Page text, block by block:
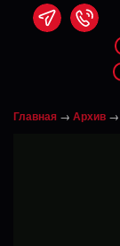
Главная → Архив →